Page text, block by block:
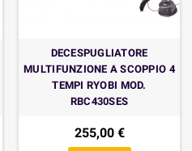
DECESPUGLIATORE
MULTIFUNZIONE A SCOPPIO 4
TEMPI RYOBI MOD.
RBC430SES
255,00 €